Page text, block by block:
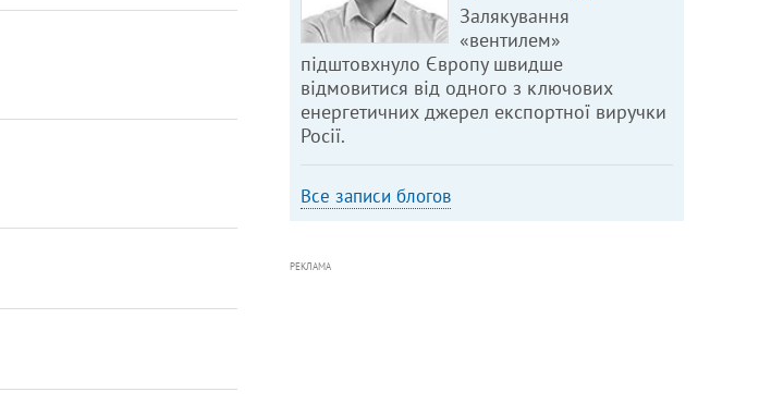
Залякування
«вентилем»
підштовхнуло Європу швидше
відмовитися від одного з ключових
енергетичних джерел експортної виручки
Росії.
Все записи блогов
РЕКЛАМА